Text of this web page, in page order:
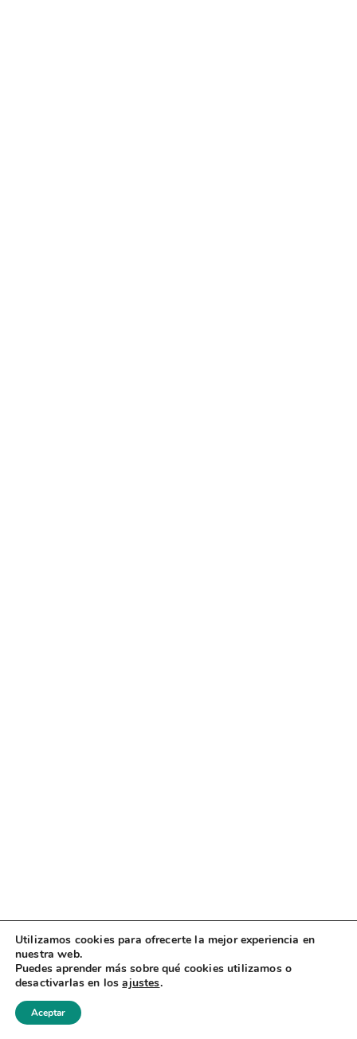
Utilizamos cookies para ofrecerte la mejor experiencia en
nuestra web.
Puedes aprender más sobre qué cookies utilizamos o
desactivarlas en losajustes.
Aceptar